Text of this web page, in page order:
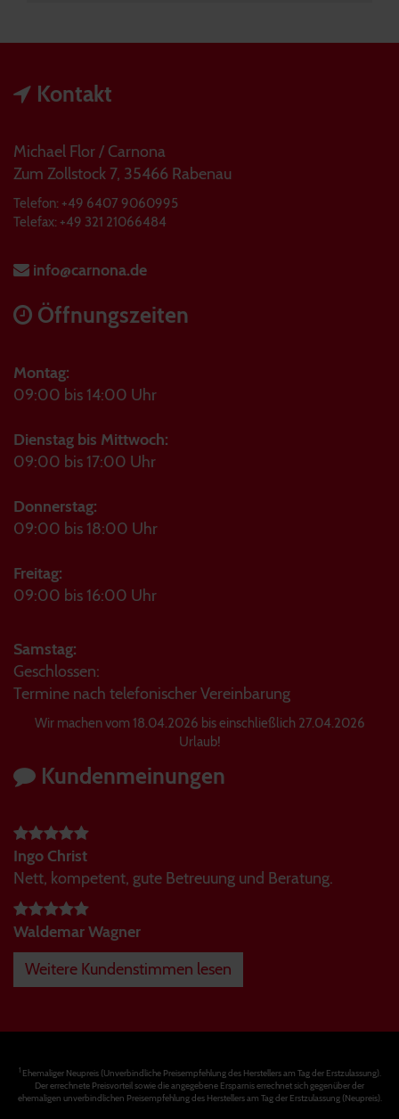
Kontakt
Michael Flor / Carnona
Zum Zollstock 7, 35466 Rabenau
Telefon: +49 6407 9060995
Telefax: +49 321 21066484
info@carnona.de
Öffnungszeiten
Montag:
09:00 bis 14:00 Uhr
Dienstag bis Mittwoch:
09:00 bis 17:00 Uhr
Donnerstag:
09:00 bis 18:00 Uhr
Freitag:
09:00 bis 16:00 Uhr
Samstag:
Geschlossen:
Termine nach telefonischer Vereinbarung
Wir machen vom 18.04.2026 bis einschließlich 27.04.2026
Urlaub!
Kundenmeinungen
Ingo Christ
Nett, kompetent, gute Betreuung und Beratung.
Waldemar Wagner
Weitere Kundenstimmen lesen
1Ehemaliger Neupreis (Unverbindliche Preisempfehlung des Herstellers am Tag der Erstzulassung).
Der errechnete Preisvorteil sowie die angegebene Ersparnis errechnet sich gegenüber der
ehemaligen unverbindlichen Preisempfehlung des Herstellers am Tag der Erstzulassung (Neupreis).